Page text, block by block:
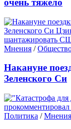
очень тяжело
Мнения /
Накануне
Зеленского Си
Политика /Мнения